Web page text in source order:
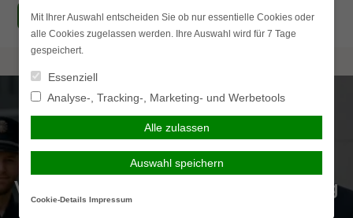
simplr-Login
Versicherungen für Beamte – richtig
Mit Ihrer Auswahl entscheiden Sie ob nur essentielle Cookies oder
alle Cookies zugelassen werden. Ihre Auswahl wird für 7 Tage
gespeichert.
Essenziell
Analyse-, Tracking-, Marketing- und Werbetools
Alle zulassen
Auswahl speichern
Cookie-Details Impressum